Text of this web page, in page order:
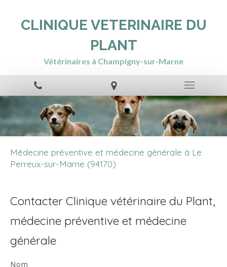
CLINIQUE VETERINAIRE DU
PLANT
Vétérinaires à Champigny-sur-Marne
Médecine préventive et médecine générale à Le
Perreux-sur-Marne (94170)
Contacter Clinique vétérinaire du Plant,
médecine préventive et médecine
générale
Nom